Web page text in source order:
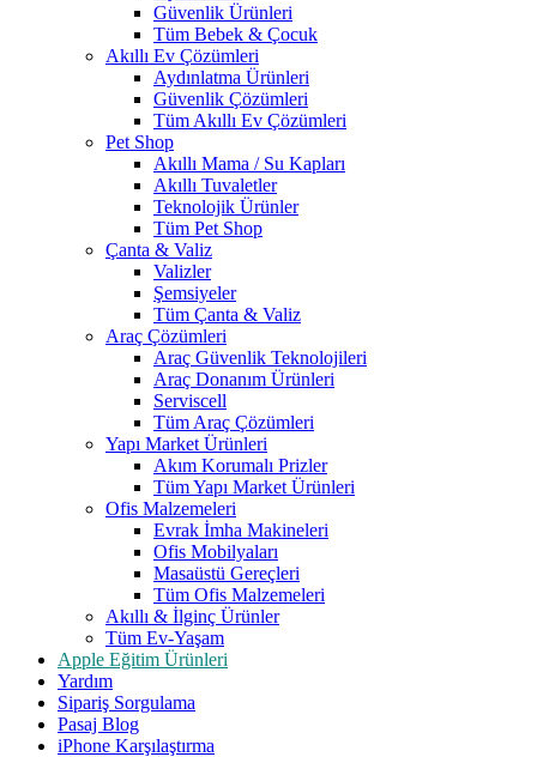
Güvenlik Ürünleri
Tüm Bebek & Çocuk
Akıllı Ev Çözümleri
Aydınlatma Ürünleri
Güvenlik Çözümleri
Tüm Akıllı Ev Çözümleri
Pet Shop
Akıllı Mama / Su Kapları
Akıllı Tuvaletler
Teknolojik Ürünler
Tüm Pet Shop
Çanta & Valiz
Valizler
Şemsiyeler
Tüm Çanta & Valiz
Araç Çözümleri
Araç Güvenlik Teknolojileri
Araç Donanım Ürünleri
Serviscell
Tüm Araç Çözümleri
Yapı Market Ürünleri
Akım Korumalı Prizler
Tüm Yapı Market Ürünleri
Ofis Malzemeleri
Evrak İmha Makineleri
Ofis Mobilyaları
Masaüstü Gereçleri
Tüm Ofis Malzemeleri
Akıllı & İlginç Ürünler
Tüm Ev-Yaşam
Apple Eğitim Ürünleri
Yardım
Sipariş Sorgulama
Pasaj Blog
iPhone Karşılaştırma